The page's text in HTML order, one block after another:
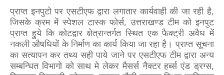
प्राप्त इनपुटो पर एसटीएफ द्वारा लगातार कार्यवाही की जा रही है,
जिसके क्रम में स्पेशल टास्क फोर्स, उत्तराखण्ड टीम को इनपुट
प्राप्त हुये कि कोटद्वार क्षेत्रान्तर्गत स्थित एक फैक्ट्री अवैध में
नकली औषधियों के निर्माण का कार्य किया जा रहा है। प्राप्त सूचना
का सत्यापन कर तथ्य सही पाये जाने पर एसटीएफ टीम द्वारा अन्य
सम्बन्धित विभागो को साथ मे लेकर मैसर्स नैक्टर हर्ब्स एंड ड्रग्स,